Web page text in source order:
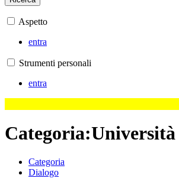
Aspetto
entra
Strumenti personali
entra
Categoria:Università
Categoria
Dialogo